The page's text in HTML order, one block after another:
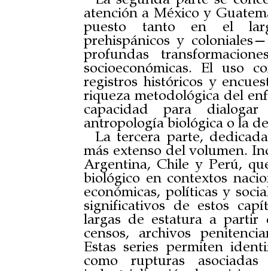
atención a México y
puesto tanto en el
prehispánicos y
profundas
socioeconómicas. El uso
registros históricos y
riqueza metodológica del
capacidad para
antropología biológica o la
La tercera parte,
más extenso del volumen.
Argentina, Chile y Perú,
biológico en contextos
económicas, políticas y
significativos de estos
largas de estatura a partir
censos, archivos
Estas series permiten
como rupturas